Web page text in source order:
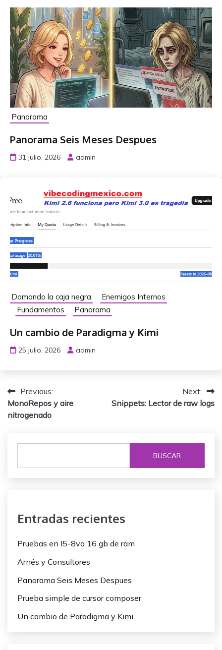
Panorama
Panorama Seis Meses Despues
31 julio, 2026 admin
Domando la caja negra
Enemigos Internos
Fundamentos
Panorama
Un cambio de Paradigma y Kimi
25 julio, 2026 admin
N
a
Previous:
MonoRepos y aire
nitrogenado
Next:
Snippets: Lector de raw logs
BUSCAR
Entradas recientes
Pruebas en I5-8va 16 gb de ram
Arnés y Consultores
Panorama Seis Meses Despues
Prueba simple de cursor composer
Un cambio de Paradigma y Kimi